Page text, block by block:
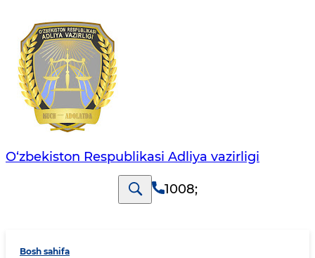
O‘zbekiston Respublikasi Adliya vazirligi
1008;
Bosh sahifa